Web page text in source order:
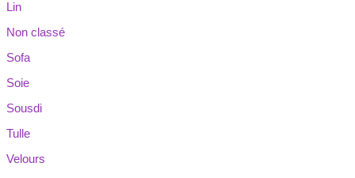
Lin
Non classé
Sofa
Soie
Sousdi
Tulle
Velours